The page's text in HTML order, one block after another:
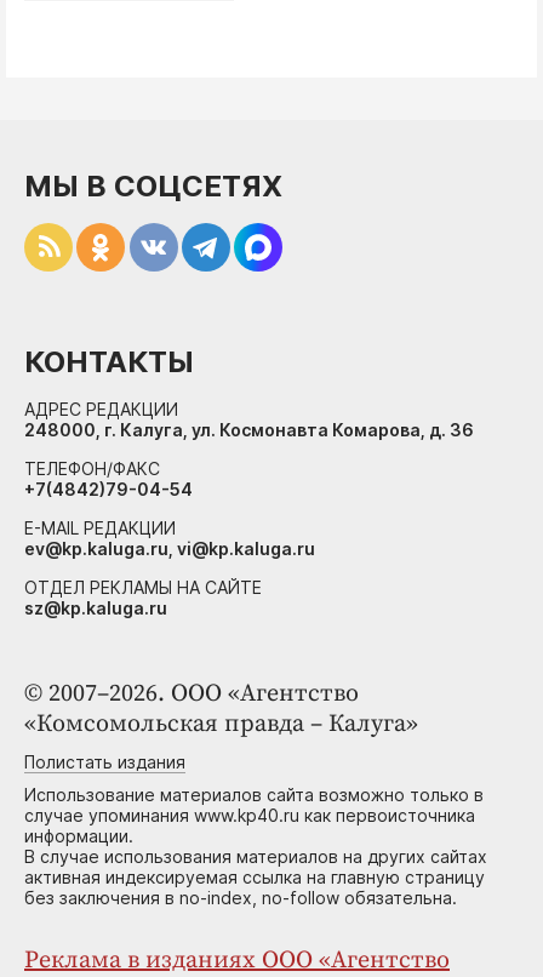
© 2007–2026. ООО «Агентство
«Комсомольская правда – Калуга»
Полистать издания
Использование материалов сайта возможно только в
случае упоминания www.kp40.ru как первоисточника
информации.
В случае использования материалов на других сайтах
активная индексируемая ссылка на главную страницу
без заключения в no-index, no-follow обязательна.
Реклама в изданиях ООО «Агентство
МЫ В СОЦСЕТЯХ
КОНТАКТЫ
АДРЕС РЕДАКЦИИ
248000, г. Калуга, ул. Космонавта Комарова, д. 36
ТЕЛЕФОН/ФАКС
+7(4842)79-04-54
E-MAIL РЕДАКЦИИ
ev@kp.kaluga.ru, vi@kp.kaluga.ru
ОТДЕЛ РЕКЛАМЫ НА САЙТЕ
sz@kp.kaluga.ru